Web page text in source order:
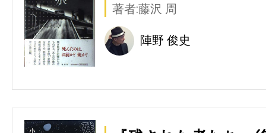
著者:藤沢 周
陣野 俊史